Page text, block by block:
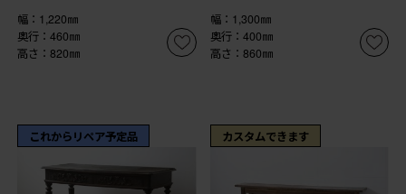
幅：1,220㎜
奥行：460㎜
高さ：820㎜
幅：1,300㎜
奥行：400㎜
高さ：860㎜
これからリペア予定品 カスタムできます